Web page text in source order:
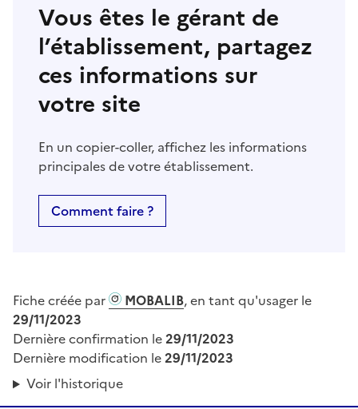
Vous êtes le gérant de
l’établissement, partagez
ces informations sur
votre site
En un copier-coller, affichez les informations
principales de votre établissement.
Comment faire ?
Fiche créée par MOBALIB, en tant qu'usager le
29/11/2023
Dernière confirmation le29/11/2023
Dernière modification le29/11/2023
Voir l'historique